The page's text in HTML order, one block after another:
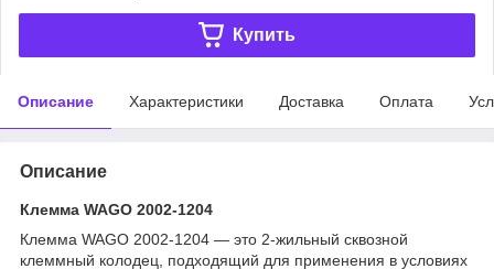
Купить
Описание Характеристики Доставка Оплата
Описание
Клемма WAGO 2002-1204
Клемма WAGO 2002-1204 — это 2-жильный сквозной
клеммный колодец, подходящий для применения в условиях